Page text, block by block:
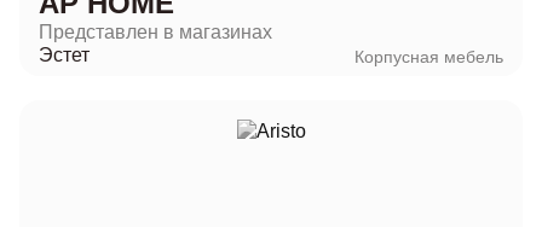
Представлен в магазинах
Эстет
Корпусная мебель